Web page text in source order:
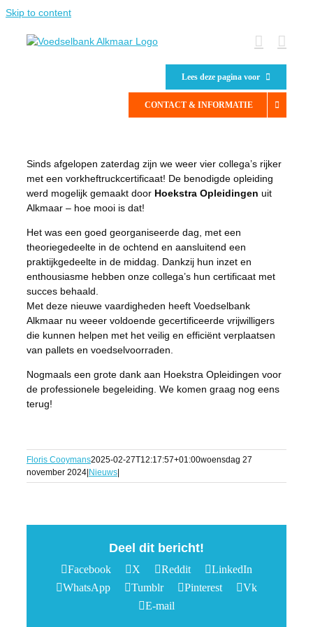
Skip to content
Lees deze pagina voor
CONTACT & INFORMATIE
Sinds afgelopen zaterdag zijn we weer vier collega’s rijker
met een vorkheftruckcertificaat! De benodigde opleiding
werd mogelijk gemaakt door Hoekstra Opleidingen uit
Alkmaar – hoe mooi is dat!
Het was een goed georganiseerde dag, met een
theoriegedeelte in de ochtend en aansluitend een
praktijkgedeelte in de middag. Dankzij hun inzet en
enthousiasme hebben onze collega’s hun certificaat met
succes behaald.
Met deze nieuwe vaardigheden heeft Voedselbank
Alkmaar nu weeer voldoende gecertificeerde vrijwilligers
die kunnen helpen met het veilig en efficiënt verplaatsen
van pallets en voedselvoorraden.
Nogmaals een grote dank aan Hoekstra Opleidingen voor
de professionele begeleiding. We komen graag nog eens
terug!
Floris Cooymans2025-02-27T12:17:57+01:00woensdag 27
november 2024 Nieuws
Deel dit bericht!
Facebook X Reddit
LinkedIn
WhatsApp
Tumblr Pinterest
Vk
E-mail